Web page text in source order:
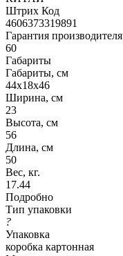
Штрих Код
4606373319891
Гарантия производителя
60
Габариты
Габариты, см
44x18x46
Ширина, см
23
Высота, см
56
Длина, см
50
Вес, кг.
17.44
Подробно
Тип упаковки
?
Упаковка
коробка картонная